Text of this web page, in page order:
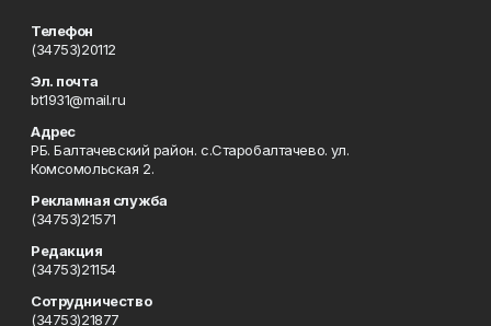
Телефон
(34753)20112
Эл. почта
bt1931@mail.ru
Адрес
РБ. Балтачевский район. с.Старобалтачево. ул.
Комсомольская 2.
Рекламная служба
(34753)21571
Редакция
(34753)21154
Сотрудничество
(34753)21877